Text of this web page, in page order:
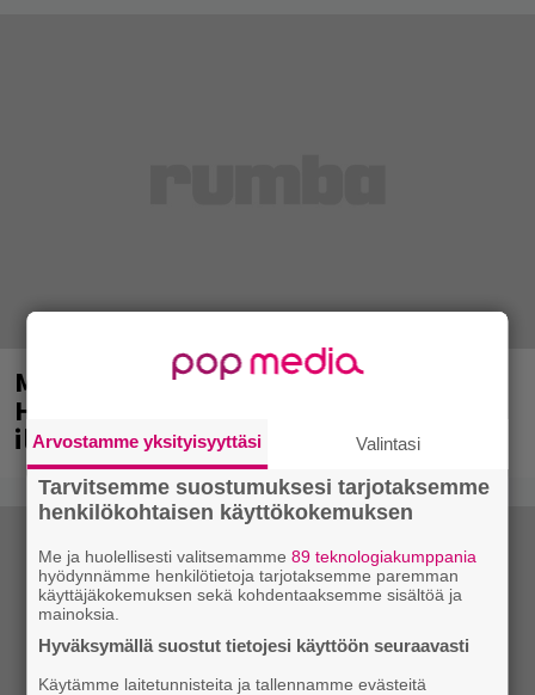
Mainio ohjelmatoimisto juhlii
Helsingissä 10-vuotista taivaltaan –
ilmaistapahtumassa loistoesiintyjät
Arvostamme yksityisyyttäsi Valintasi
Tarvitsemme suostumuksesi tarjotaksemme
henkilökohtaisen käyttökokemuksen
Me ja huolellisesti valitsemamme89 teknologiakumppania
hyödynnämme henkilötietoja tarjotaksemme paremman
käyttäjäkokemuksen sekä kohdentaaksemme sisältöä ja
mainoksia.
Hyväksymällä suostut tietojesi käyttöön seuraavasti
Käytämme laitetunnisteita ja tallennamme evästeitä